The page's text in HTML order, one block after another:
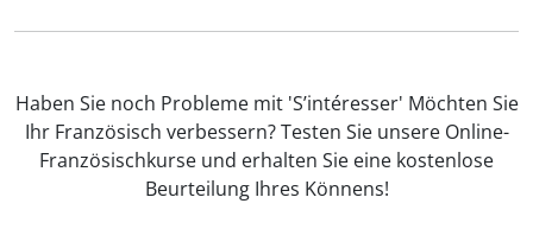
Haben Sie noch Probleme mit 'S’intéresser' Möchten Sie
Ihr Französisch verbessern? Testen Sie unsere Online-
Französischkurse und erhalten Sie eine kostenlose
Beurteilung Ihres Könnens!